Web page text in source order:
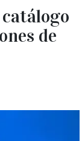
de